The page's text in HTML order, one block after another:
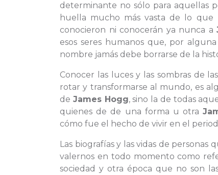
determinante no sólo para aquellas
huella mucho más vasta de lo que
conocieron ni conocerán ya nunca a
esos seres humanos que, por
nombre jamás debe borrarse de la
Conocer las luces y las sombras de
rotar y transformarse al mundo, es
de James Hogg, sino la de todas
quienes de de una forma u otra
cómo fue el hecho de vivir en el
Las biografías y las vidas de personas
valernos en todo momento como
sociedad y otra época que no son